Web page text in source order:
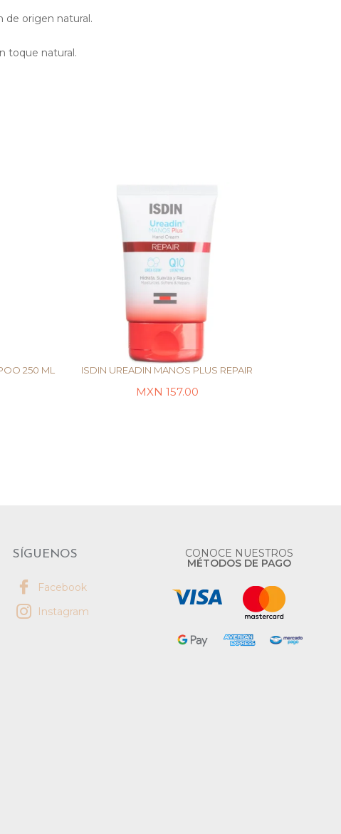
de origen natural.
toque natural.
ISDIN UREADIN MANOS PLUS REPAIR
157.00
250 ML
SÍGUENOS
Facebook
Instagram
CONOCE NUESTROS
MÉTODOS DE PAGO